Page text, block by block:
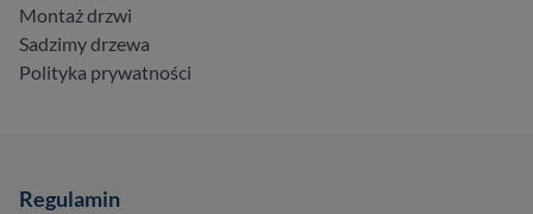
Montaż drzwi
Sadzimy drzewa
Polityka prywatności
Regulamin